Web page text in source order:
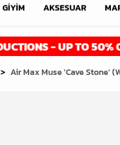
UP TO 50% OFF - GET
Air Max Muse 'Cave Stone'